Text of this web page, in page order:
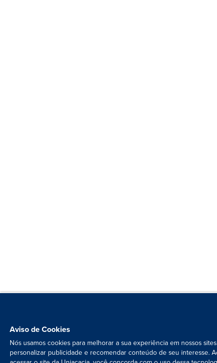
Aviso de Cookies
Nós usamos cookies para melhorar a sua experiência em nossos
personalizar publicidade e recomendar conteúdo de seu interesse.